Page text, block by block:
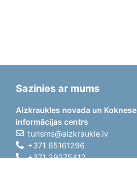
Sazinies ar mums
Aizkraukles novada un
informācijas centrs
turisms@aizkraukle.lv
+371 65161296
+371 29275412